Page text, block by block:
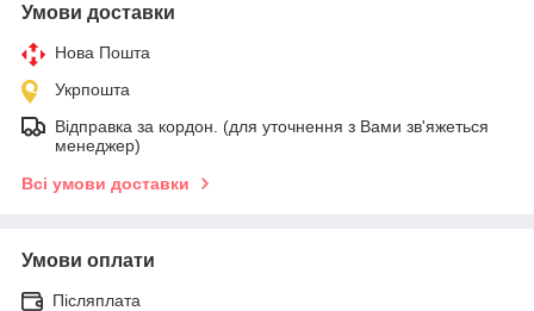
Умови доставки
Нова Пошта
Укрпошта
Відправка за кордон. (для уточнення з Вами зв'яжеться
менеджер)
Всі умови доставки
Умови оплати
Післяплата